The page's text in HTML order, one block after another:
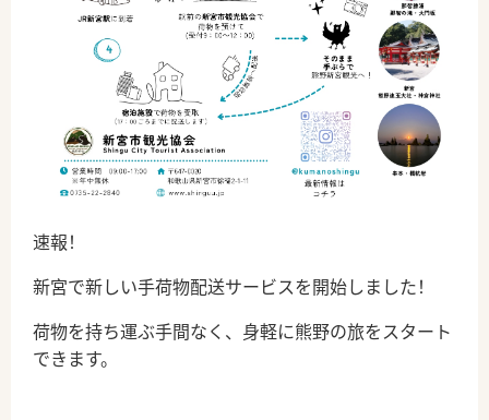
速報！
新宮で新しい手荷物配送サービスを開始しました！
荷物を持ち運ぶ手間なく、身軽に熊野の旅をスタート
できます。